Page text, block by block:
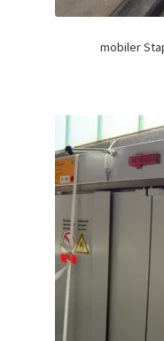
mobiler